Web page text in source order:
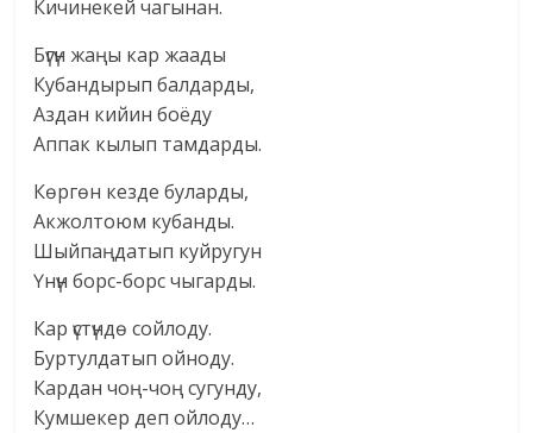
Кичинекей чагынан.
Бүгүн жаңы кар жаады
Кубандырып балдарды,
Аздан кийин боёду
Аппак кылып тамдарды.
Көргөн кезде буларды,
Акжолтоюм кубанды.
Шыйпаңдатып куйругун
Үнүн борс-борс чыгарды.
Кар үстүндө сойлоду.
Буртулдатып ойноду.
Кардан чоң-чоң сугунду,
Кумшекер деп ойлоду…